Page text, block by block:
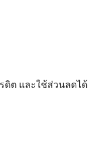
ดิต และใช้ส่วนลดได้